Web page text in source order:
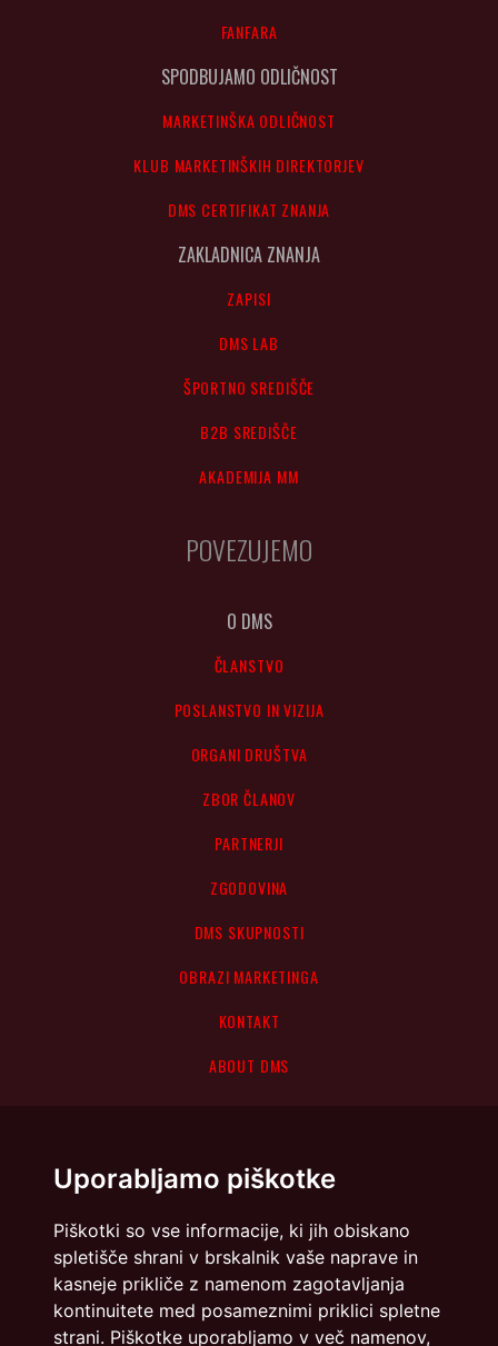
Uporabljamo piškotke
Piškotki so vse informacije, ki jih obiskano
spletišče shrani v brskalnik vaše naprave in
kasneje prikliče z namenom zagotavljanja
kontinuitete med posameznimi priklici spletne
strani. Piškotke uporabljamo v več namenov,
FANFARA
SPODBUJAMO ODLIČNOST
MARKETINŠKA ODLIČNOST
KLUB MARKETINŠKIH DIREKTORJEV
DMS CERTIFIKAT ZNANJA
ZAKLADNICA ZNANJA
ZAPISI
DMS LAB
ŠPORTNO SREDIŠČE
B2B SREDIŠČE
AKADEMIJA MM
POVEZUJEMO
O DMS
ČLANSTVO
POSLANSTVO IN VIZIJA
ORGANI DRUŠTVA
ZBOR ČLANOV
PARTNERJI
ZGODOVINA
DMS SKUPNOSTI
OBRAZI MARKETINGA
KONTAKT
ABOUT DMS